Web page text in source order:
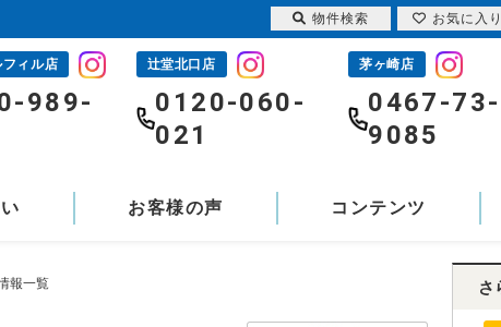
ィル店
989-
辻堂北口店
0120-060-
021
茅ヶ崎店
0467-73-
9085
お客様の声 コンテンツ
報一覧 さ
物件検索 お気に入り